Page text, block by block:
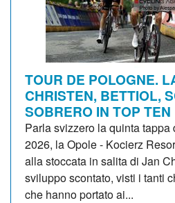
TOUR DE POLOGNE.
CHRISTEN, BETTIOL,
SOBRERO IN TOP TEN
Parla svizzero la quinta
2026, la Opole - Kocierz
alla stoccata in salita di Jan
sviluppo scontato, visti i tanti
che hanno portato ai...